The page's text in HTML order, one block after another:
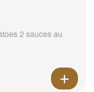
2 sauces au